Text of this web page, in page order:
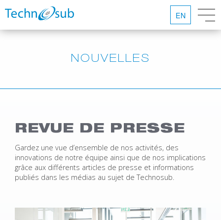
EN
NOUVELLES
REVUE DE PRESSE
Gardez une vue d’ensemble de nos activités, des
innovations de notre équipe ainsi que de nos implications
grâce aux différents articles de presse et informations
publiés dans les médias au sujet de Technosub.